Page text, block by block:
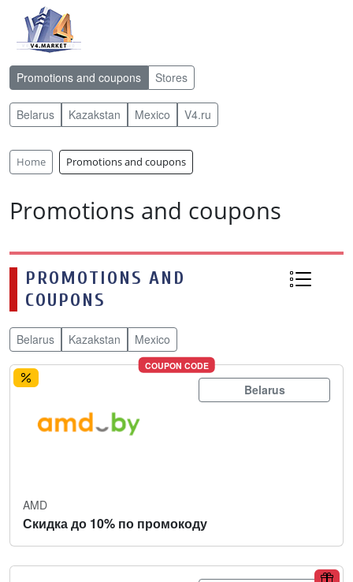
Promotions and coupons Stores
Belarus Kazakstan Mexico V4.ru
Home Promotions and coupons
Promotions and coupons
PROMOTIONS AND
COUPONS
Belarus Kazakstan Mexico
COUPON CODE
Belarus
AMD
Скидка до 10% по промокоду